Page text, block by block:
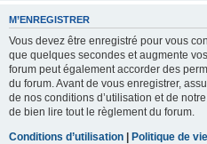
M’ENREGISTRER
Vous devez être enregistré pour vous
que quelques secondes et augmente
forum peut également accorder des
du forum. Avant de vous enregistrer,
de nos conditions d’utilisation et de
de bien lire tout le règlement du forum.
Conditions d’utilisation | Politique de